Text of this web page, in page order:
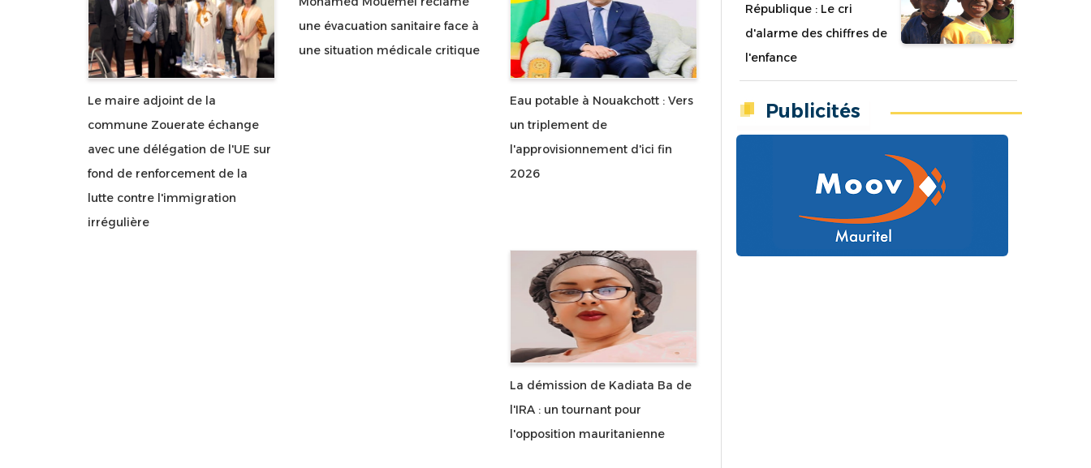
Eau potable à Nouakchott : Vers
un triplement de
l'approvisionnement d'ici fin
2026
une évacuation sanitaire face à
une situation médicale critique
Le maire adjoint de la
commune Zouerate échange
avec une délégation de l'UE sur
fond de renforcement de la
lutte contre l'immigration
irrégulière
La démission de Kadiata Ba de
l'IRA : un tournant pour
l'opposition mauritanienne
République : Le cri
d'alarme des chiffres de
l'enfance
Publicités